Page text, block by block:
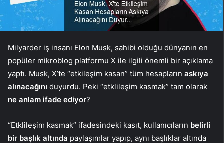
Milyarder iş insanı Elon Musk, sahibi olduğu dünyanın en
popüler mikroblog platformu X ile ilgili önemli bir açıklama
yaptı. Musk, X’te “etkileşim kasan” tüm hesapların askıya
alınacağını duyurdu. Peki “etklileşim kasmak” tam olarak
ne anlam ifade ediyor?
“Etklileşim kasmak” ifadesindeki kasıt, kullanıcıların belirli
bir başlık altında paylaşımlar yapıp, aynı başlıklar altında